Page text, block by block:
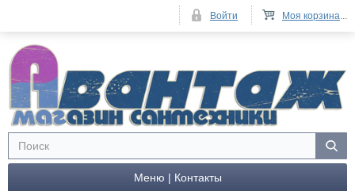
Меню | Контакты
Моя корзина...
Войти